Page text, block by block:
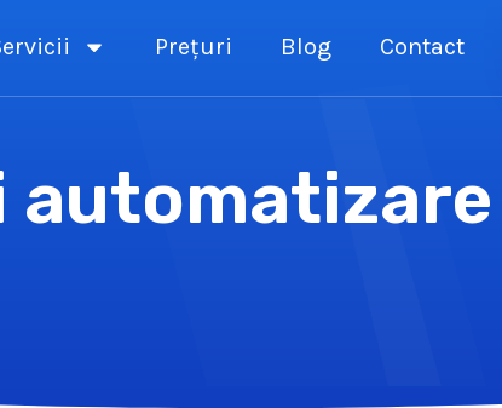
Prețuri Blog Contact